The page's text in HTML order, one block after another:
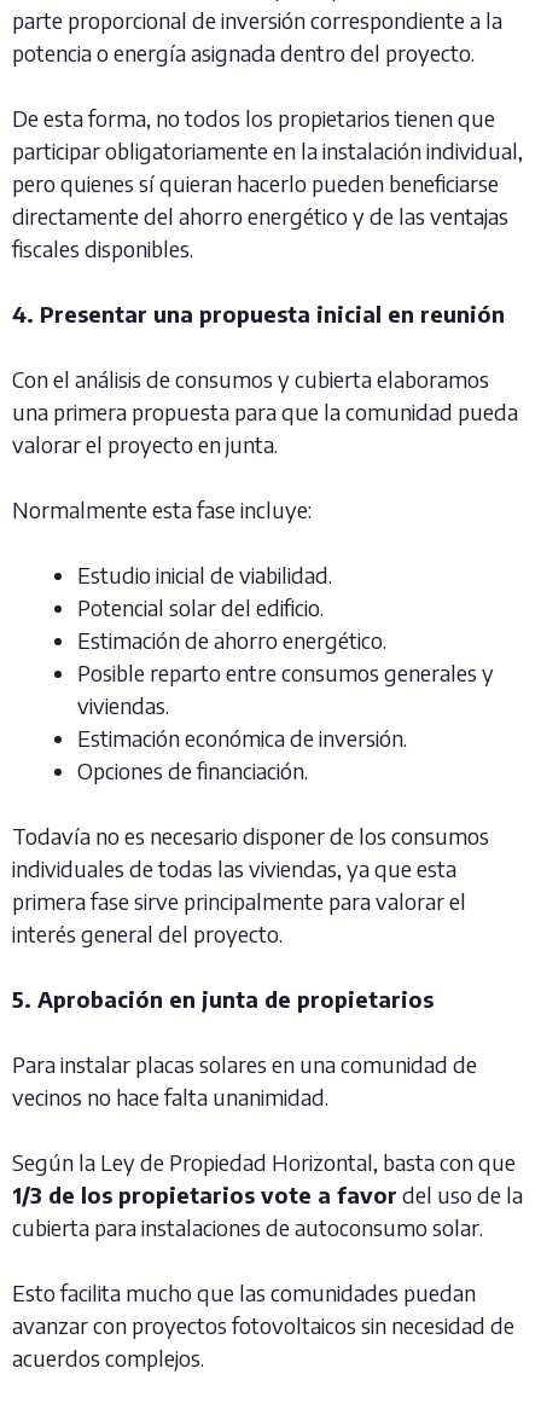
parte proporcional de inversión correspondiente a la
potencia o energía asignada dentro del proyecto.
De esta forma, no todos los propietarios tienen que
participar obligatoriamente en la instalación individual,
pero quienes sí quieran hacerlo pueden beneficiarse
directamente del ahorro energético y de las ventajas
fiscales disponibles.
4. Presentar una propuesta inicial en reunión
Con el análisis de consumos y cubierta elaboramos
una primera propuesta para que la comunidad pueda
valorar el proyecto en junta.
Normalmente esta fase incluye:
Estudio inicial de viabilidad.
Potencial solar del edificio.
Estimación de ahorro energético.
Posible reparto entre consumos generales y
viviendas.
Estimación económica de inversión.
Opciones de financiación.
Todavía no es necesario disponer de los consumos
individuales de todas las viviendas, ya que esta
primera fase sirve principalmente para valorar el
interés general del proyecto.
5. Aprobación en junta de propietarios
Para instalar placas solares en una comunidad de
vecinos no hace falta unanimidad.
Según la Ley de Propiedad Horizontal, basta con que
1/3 de los propietarios vote a favor del uso de la
cubierta para instalaciones de autoconsumo solar.
Esto facilita mucho que las comunidades puedan
avanzar con proyectos fotovoltaicos sin necesidad de
acuerdos complejos.